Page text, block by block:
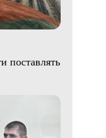
поставлять